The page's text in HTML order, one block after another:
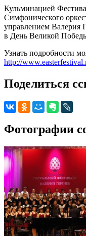
Кульминацией
Симфонического
управлением Валерия
в День Великой
Узнать подробности
http://
Поделиться
Фотографии